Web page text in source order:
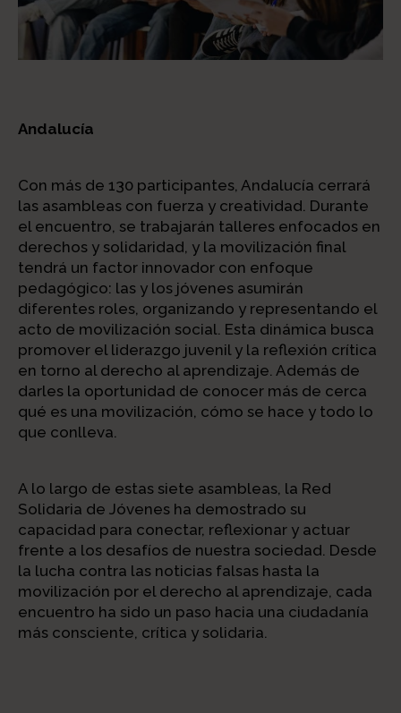
Andalucía
Con más de 130 participantes, Andalucía cerrará
las asambleas con fuerza y creatividad. Durante
el encuentro, se trabajarán talleres enfocados en
derechos y solidaridad, y la movilización final
tendrá un factor innovador con enfoque
pedagógico: las y los jóvenes asumirán
diferentes roles, organizando y representando el
acto de movilización social. Esta dinámica busca
promover el liderazgo juvenil y la reflexión crítica
en torno al derecho al aprendizaje. Además de
darles la oportunidad de conocer más de cerca
qué es una movilización, cómo se hace y todo lo
que conlleva.
A lo largo de estas siete asambleas, la Red
Solidaria de Jóvenes ha demostrado su
capacidad para conectar, reflexionar y actuar
frente a los desafíos de nuestra sociedad. Desde
la lucha contra las noticias falsas hasta la
movilización por el derecho al aprendizaje, cada
encuentro ha sido un paso hacia una ciudadanía
más consciente, crítica y solidaria.